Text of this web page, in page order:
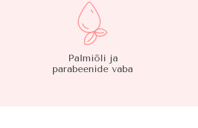
Palmiõli ja
parabeenide vaba